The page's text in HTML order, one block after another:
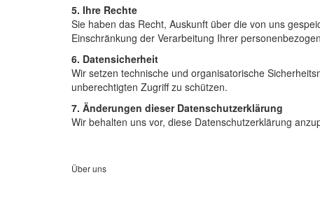
5. Ihre Rechte
Sie haben das Recht, Auskunft über die von uns
Einschränkung der Verarbeitung Ihrer
6. Datensicherheit
Wir setzen technische und organisatorische
unberechtigten Zugriff zu schützen.
7. Änderungen dieser Datenschutzerklärung
Wir behalten uns vor, diese Datenschutzerklärung
Über uns